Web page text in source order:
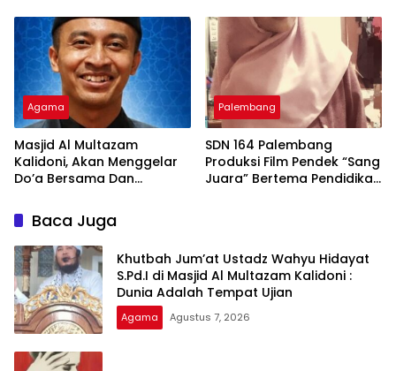
Agama
Masjid Al Multazam
Kalidoni, Akan Menggelar
Do’a Bersama Dan
RI Ke-81 Dengan
Pembicara Ustadz Qoim
Nur’aini M.Pd
Palembang
SDN 164 Palembang
Produksi Film Pendek “Sang
Juara” Bertema Pendidikan
Baca Juga
Khutbah Jum’at Ustadz Wahyu Hidayat
S.Pd.I di Masjid Al Multazam Kalidoni :
Dunia Adalah Tempat Ujian
Agama Agustus 7, 2026